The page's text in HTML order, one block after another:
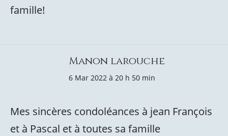
famille!
Manon larouche
6 Mar 2022 à 20 h 50 min
Mes sincères condoléances à jean François
et à Pascal et à toutes sa famille